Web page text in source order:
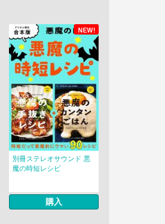
NEW!
別冊ステレオサウンド 悪
魔の時短レシピ
購入